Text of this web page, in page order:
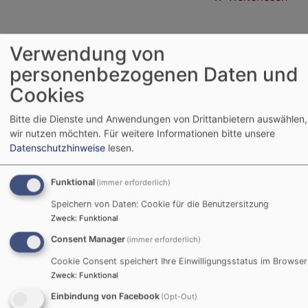
Freunde des
ökumenischen
Sozialkreises
Wollen Sie dazu gehören?
Der ökumenische Sozialkreis gibt in den
Gemeinden St. Karl Borromäus und St. Nikolaus &
Hilfestellung durch das Spenden von Zeit und
Geld.
Ca. 20 Mitglieder helfen derzeit Menschen, z.B.
durch
Verwendung von
personenbezogenen Daten und
Cookies
Bitte die Dienste und Anwendungen von Drittanbietern
wir nutzen möchten. Für weitere Informationen bitte unsere
Datenschutzhinweise lesen.
Funktional (immer erforderlich)
Speichern von Daten: Cookie für die Benutzersitzung
Zweck: Funktional
Consent Manager (immer erforderlich)
Cookie Consent speichert Ihre Einwilligungsstatus im Browser
Zweck: Funktional
Einbindung von Facebook (Opt-Out)